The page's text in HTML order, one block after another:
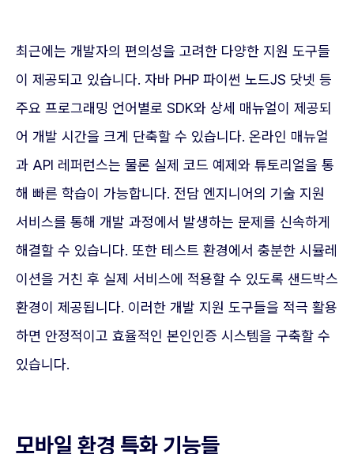
최근에는 개발자의 편의성을 고려한 다양한 지원 도구들
이 제공되고 있습니다. 자바 PHP 파이썬 노드JS 닷넷 등
주요 프로그래밍 언어별로 SDK와 상세 매뉴얼이 제공되
어 개발 시간을 크게 단축할 수 있습니다. 온라인 매뉴얼
과 API 레퍼런스는 물론 실제 코드 예제와 튜토리얼을 통
해 빠른 학습이 가능합니다. 전담 엔지니어의 기술 지원
서비스를 통해 개발 과정에서 발생하는 문제를 신속하게
해결할 수 있습니다. 또한 테스트 환경에서 충분한 시뮬레
이션을 거친 후 실제 서비스에 적용할 수 있도록 샌드박스
환경이 제공됩니다. 이러한 개발 지원 도구들을 적극 활용
하면 안정적이고 효율적인 본인인증 시스템을 구축할 수
있습니다.
모바일 환경 특화 기능들